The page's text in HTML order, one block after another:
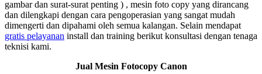
gambar dan surat-surat penting ) , mesin foto copy yang dirancang
dan dilengkapi dengan cara pengoperasian yang sangat mudah
dimengerti dan dipahami oleh semua kalangan. Selain mendapat
gratis pelayanan install dan training berikut konsultasi dengan tenaga
teknisi kami.
Jual Mesin Fotocopy Canon